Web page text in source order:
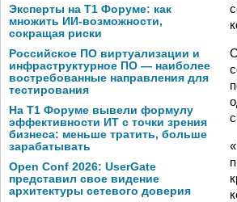
Эксперты на Т1 Форуме: как
множить ИИ-возможности,
сокращая риски
Российское ПО виртуализации и
инфраструктурное ПО — наиболее
востребованные направления для
тестирования
На Т1 Форуме вывели формулу
эффективности ИТ с точки зрения
бизнеса: меньше тратить, больше
зарабатывать
Open Conf 2026: UserGate
представил свое видение
архитектуры сетевого доверия